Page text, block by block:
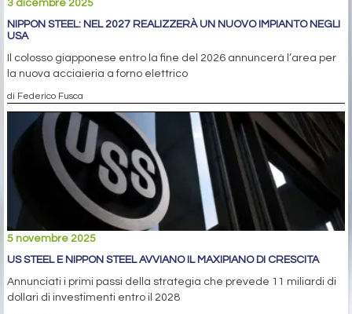
3 dicembre 2025
NIPPON STEEL: NEL 2027 REALIZZERÀ UN NUOVO IMPIANTO NEGLI
USA
Il colosso giapponese entro la fine del 2026 annuncerà l’area per
la nuova acciaieria a forno elettrico
di Federico Fusca
5 novembre 2025
US STEEL E NIPPON STEEL AVVIANO IL MAXIPIANO DI CRESCITA
Annunciati i primi passi della strategia che prevede 11 miliardi di
dollari di investimenti entro il 2028